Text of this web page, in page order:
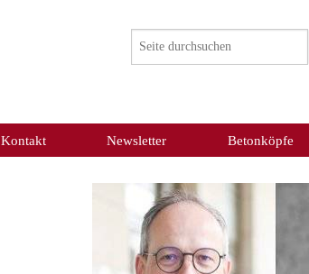
Kontakt Newsletter Betonköpfe